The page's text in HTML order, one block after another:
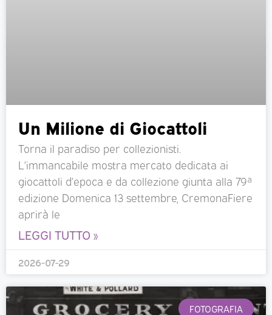
Un Milione di Giocattoli
Torna il paradiso per collezionisti.
L’immancabile mostra mercato dedicata ai
giocattoli d’epoca e da collezione giunta alla 79ª
edizione Domenica 13 settembre, CremonaFiere
aprirà le
LEGGI TUTTO »
2026-07-29
FOTOGRAFIA